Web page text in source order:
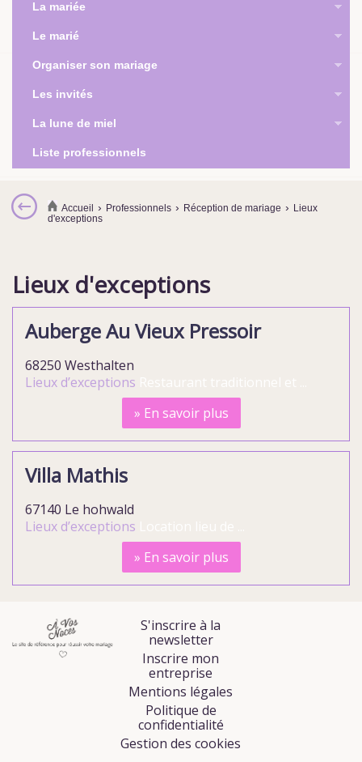
La mariée
Le marié
Organiser son mariage
Les invités
La lune de miel
Liste professionnels
Accueil › Professionnels › Réception de mariage › Lieux
d'exceptions
Lieux d'exceptions
Auberge Au Vieux Pressoir
68250 Westhalten
Lieux d’exceptions
» En savoir plus
Villa Mathis
67140 Le hohwald
Lieux d’exceptions
» En savoir plus
S'inscrire à la
newsletter
Inscrire mon
entreprise
Mentions légales
Politique de
confidentialité
Gestion des cookies